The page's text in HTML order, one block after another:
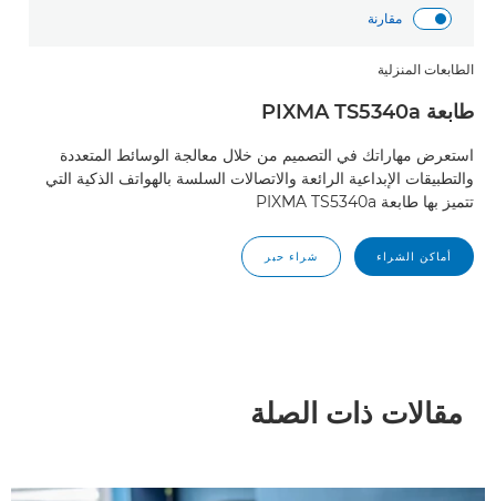
مقارنة
الطابعات المنزلية
طابعة PIXMA TS5340a
استعرض مهاراتك في التصميم من خلال معالجة الوسائط المتعددة
والتطبيقات الإبداعية الرائعة والاتصالات السلسة بالهواتف الذكية التي
تتميز بها طابعة PIXMA TS5340a
أماكن الشراء شراء حبر
مقالات ذات الصلة